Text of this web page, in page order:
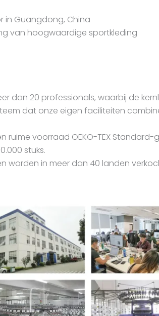
in Guangdong, China
van hoogwaardige sportkleding
dan 20 professionals, waarbij de
dat onze eigen faciliteiten
ruime voorraad OEKO-TEX
stuks.
worden in meer dan 40 landen